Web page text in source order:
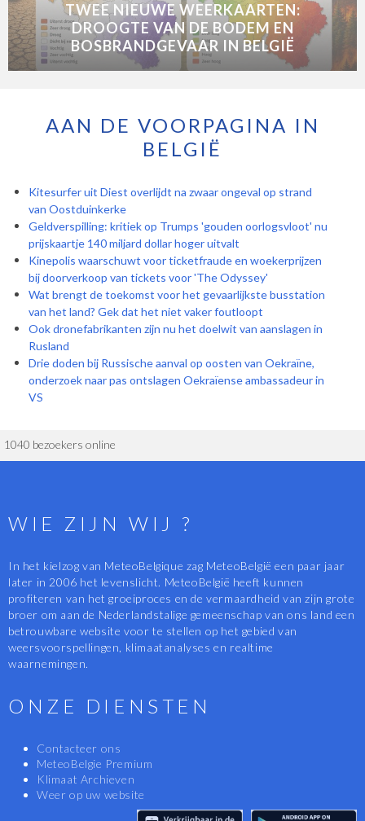
TWEE NIEUWE WEERKAARTEN:
DROOGTE VAN DE BODEM EN
BOSBRANDGEVAAR IN BELGIË
AAN DE VOORPAGINA IN
BELGIË
Kitesurfer uit Diest overlijdt na zwaar ongeval op strand
van Oostduinkerke
Geldverspilling: kritiek op Trumps 'gouden oorlogsvloot' nu
prijskaartje 140 miljard dollar hoger uitvalt
Kinepolis waarschuwt voor ticketfraude en woekerprijzen
bij doorverkoop van tickets voor 'The Odyssey'
Wat brengt de toekomst voor het gevaarlijkste busstation
van het land? Gek dat het niet vaker foutloopt
Ook dronefabrikanten zijn nu het doelwit van aanslagen in
Rusland
Drie doden bij Russische aanval op oosten van Oekraïne,
onderzoek naar pas ontslagen Oekraïense ambassadeur in
VS
1040 bezoekers online
WIE ZIJN WIJ ?
In het kielzog van MeteoBelgique zag MeteoBelgië een paar jaar
later in 2006 het levenslicht. MeteoBelgië heeft kunnen
profiteren van het groeiproces en de vermaardheid van zijn grote
broer om aan de Nederlandstalige gemeenschap van ons land een
betrouwbare website voor te stellen op het gebied van
weersvoorspellingen, klimaatanalyses en realtime
waarnemingen.
ONZE DIENSTEN
Contacteer ons
MeteoBelgie Premium
Klimaat Archieven
Weer op uw website